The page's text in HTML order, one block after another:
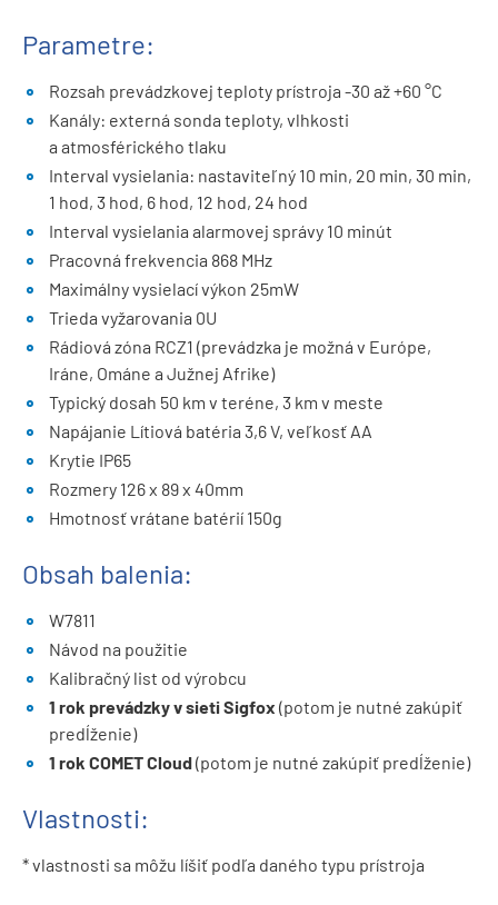
Parametre:
Rozsah prevádzkovej teploty prístroja -30 až +60 °C
Kanály: externá sonda teploty, vlhkosti
a atmosférického tlaku
Interval vysielania: nastaviteľný 10 min, 20 min, 30 min,
1 hod, 3 hod, 6 hod, 12 hod, 24 hod
Interval vysielania alarmovej správy 10 minút
Pracovná frekvencia 868 MHz
Maximálny vysielací výkon 25mW
Trieda vyžarovania 0U
Rádiová zóna RCZ1 (prevádzka je možná v Európe,
Iráne, Ománe a Južnej Afrike)
Typický dosah 50 km v teréne, 3 km v meste
Napájanie Lítiová batéria 3,6 V, veľkosť AA
Krytie IP65
Rozmery 126 x 89 x 40mm
Hmotnosť vrátane batérií 150g
Obsah balenia:
W7811
Návod na použitie
Kalibračný list od výrobcu
1 rok prevádzky v sieti Sigfox (potom je nutné zakúpiť
predĺženie)
1 rok COMET Cloud(potom je nutné zakúpiť predĺženie)
Vlastnosti:
* vlastnosti sa môžu líšiť podľa daného typu prístroja